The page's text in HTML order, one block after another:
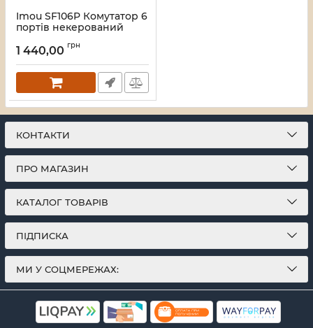
Imou SF106P Комутатор 6
портів некерований
1 440,00 грн
КОНТАКТИ
ПРО МАГАЗИН
КАТАЛОГ ТОВАРІВ
ПІДПИСКА
МИ У СОЦМЕРЕЖАХ: